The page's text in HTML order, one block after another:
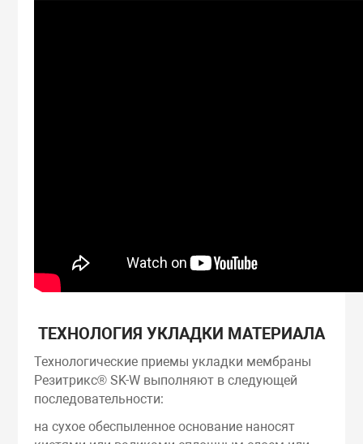
ТЕХНОЛОГИЯ УКЛАДКИ МАТЕРИАЛА
Технологические приемы укладки мембраны
Резитрикс® SK-W выполняют в следующей
последовательности:
на сухое обеспыленное основание наносят